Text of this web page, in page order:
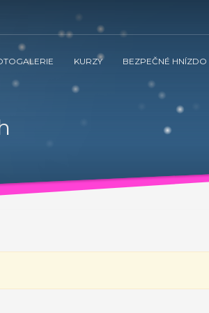
sdružením Kamarád Nenuda realizují v
rodinného zážitkového
v multisenzorické místnosti.
v letošním roce projekty Bezpečné
až ke komplexnímu poradenství,
své vlastní projekty. Plně se zapojí
KURZY BEZPEČNÉ HNÍZDO